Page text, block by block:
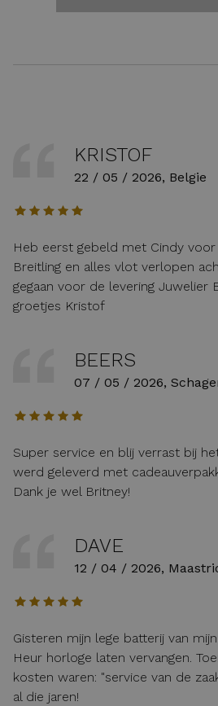
KRISTOF
22 / 05 / 2026, Belgie
Heb eerst gebeld met Cindy
Breitling en alles vlot verlopen
gegaan voor de levering Juwelier
groetjes Kristof
BEERS
07 / 05 / 2026,
Super service en blij verrast bij
werd geleverd met
Dank je wel Britney!
DAVE
12 / 04 / 2026,
Gisteren mijn lege batterij van
Heur horloge laten vervangen.
kosten waren: "service van de
al die jaren!